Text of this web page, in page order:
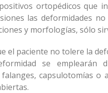
ortopédicos que
las deformidades
y morfologías, sólo
el paciente no tolere la
se emplearán
capsulotomías o